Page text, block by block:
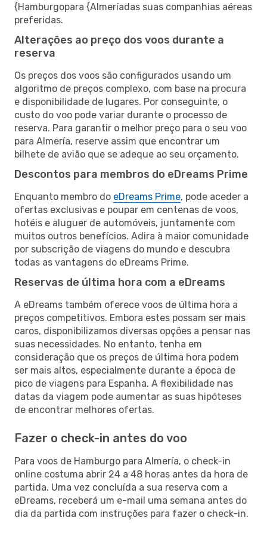
{Hamburgopara {Almeríadas suas companhias aéreas
preferidas.
Alterações ao preço dos voos durante a
reserva
Os preços dos voos são configurados usando um
algoritmo de preços complexo, com base na procura
e disponibilidade de lugares. Por conseguinte, o
custo do voo pode variar durante o processo de
reserva. Para garantir o melhor preço para o seu voo
para Almería, reserve assim que encontrar um
bilhete de avião que se adeque ao seu orçamento.
Descontos para membros do eDreams Prime
Enquanto membro do eDreams Prime, pode aceder a
ofertas exclusivas e poupar em centenas de voos,
hotéis e aluguer de automóveis, juntamente com
muitos outros benefícios. Adira à maior comunidade
por subscrição de viagens do mundo e descubra
todas as vantagens do eDreams Prime.
Reservas de última hora com a eDreams
A eDreams também oferece voos de última hora a
preços competitivos. Embora estes possam ser mais
caros, disponibilizamos diversas opções a pensar nas
suas necessidades. No entanto, tenha em
consideração que os preços de última hora podem
ser mais altos, especialmente durante a época de
pico de viagens para Espanha. A flexibilidade nas
datas da viagem pode aumentar as suas hipóteses
de encontrar melhores ofertas.
Fazer o check-in antes do voo
Para voos de Hamburgo para Almería, o check-in
online costuma abrir 24 a 48 horas antes da hora de
partida. Uma vez concluída a sua reserva com a
eDreams, receberá um e-mail uma semana antes do
dia da partida com instruções para fazer o check-in.